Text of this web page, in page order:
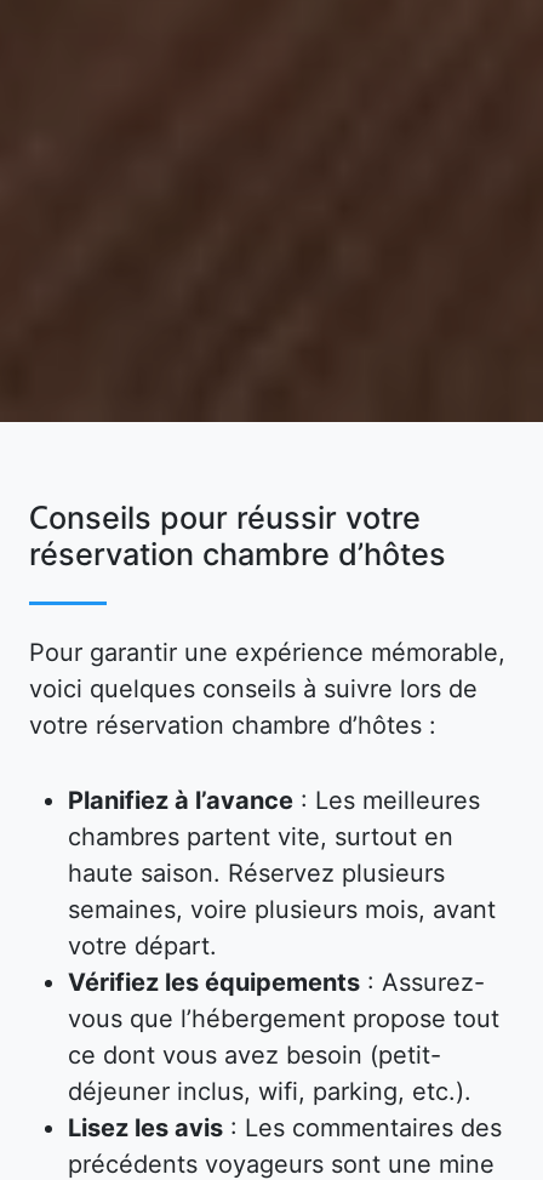
Conseils pour réussir votre
réservation chambre d’hôtes
Pour garantir une expérience mémorable,
voici quelques conseils à suivre lors de
votre réservation chambre d’hôtes :
Planifiez à l’avance : Les meilleures
chambres partent vite, surtout en
haute saison. Réservez plusieurs
semaines, voire plusieurs mois, avant
votre départ.
Vérifiez les équipements : Assurez-
vous que l’hébergement propose tout
ce dont vous avez besoin (petit-
déjeuner inclus, wifi, parking, etc.).
Lisez les avis : Les commentaires des
précédents voyageurs sont une mine